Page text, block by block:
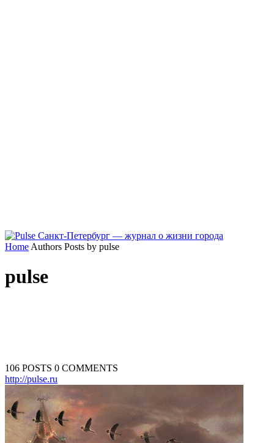
Home Authors Posts by pulse
pulse
106 POSTS 0 COMMENTS
http://pulse.ru